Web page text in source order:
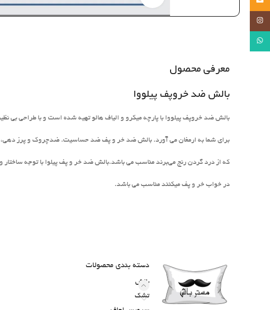
معرفی محصول
بالش ضد خروپف پیلووا
بالش ضد خروپف پیلووا با پارچه میکرو و الیاف هالو تهیه شده است و با طراحی بی
برای شما به ارمغان می آورد. بالش ضد خر و پف ضد حساسیت. ضدچروک و پرز
که از درد گردن رنج می‌برند مناسب می باشد.بالش ضد خر و پف پیلوا با توجه ساختار
در خواب خر و پف میکنند مناسب می باشد.
دسته‌ بندی محصولات
بالش
تشک